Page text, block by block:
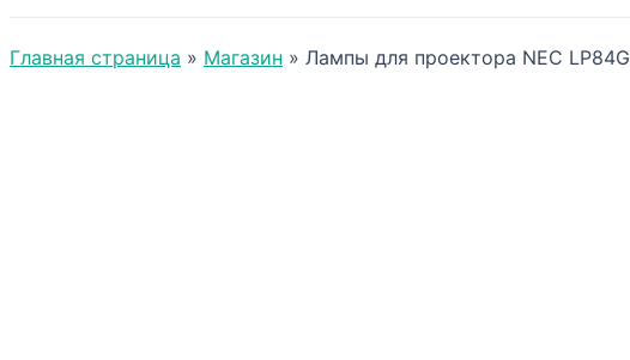
Главная страница » Магазин » Лампы для проектора NEC LP84G